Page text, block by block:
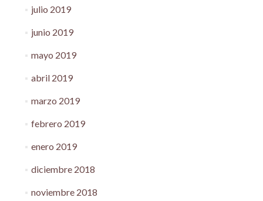
julio 2019
junio 2019
mayo 2019
abril 2019
marzo 2019
febrero 2019
enero 2019
diciembre 2018
noviembre 2018